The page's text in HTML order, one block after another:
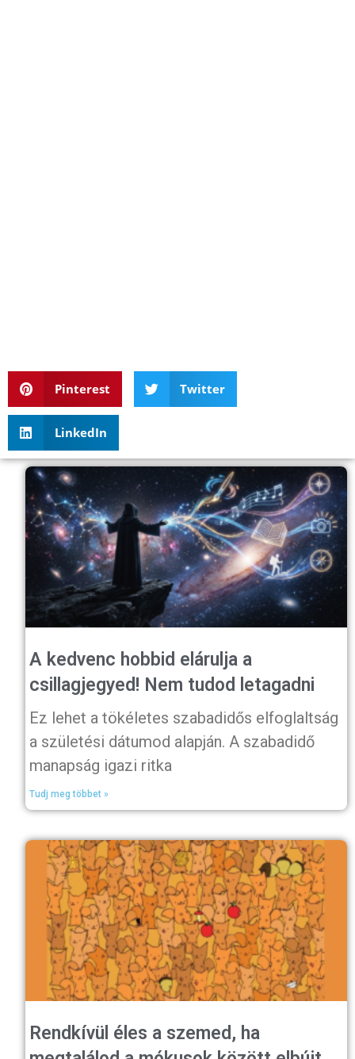
Pinterest Twitter
LinkedIn
A kedvenc hobbid elárulja a
csillagjegyed! Nem tudod letagadni
Ez lehet a tökéletes szabadidős elfoglaltság
a születési dátumod alapján. A szabadidő
manapság igazi ritka
Tudj meg többet »
Rendkívül éles a szemed, ha